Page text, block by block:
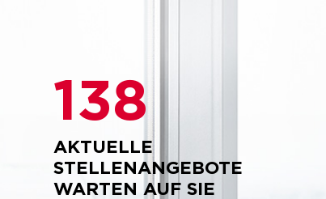
138
AKTUELLE
STELLENANGEBOTE
WARTEN AUF SIE